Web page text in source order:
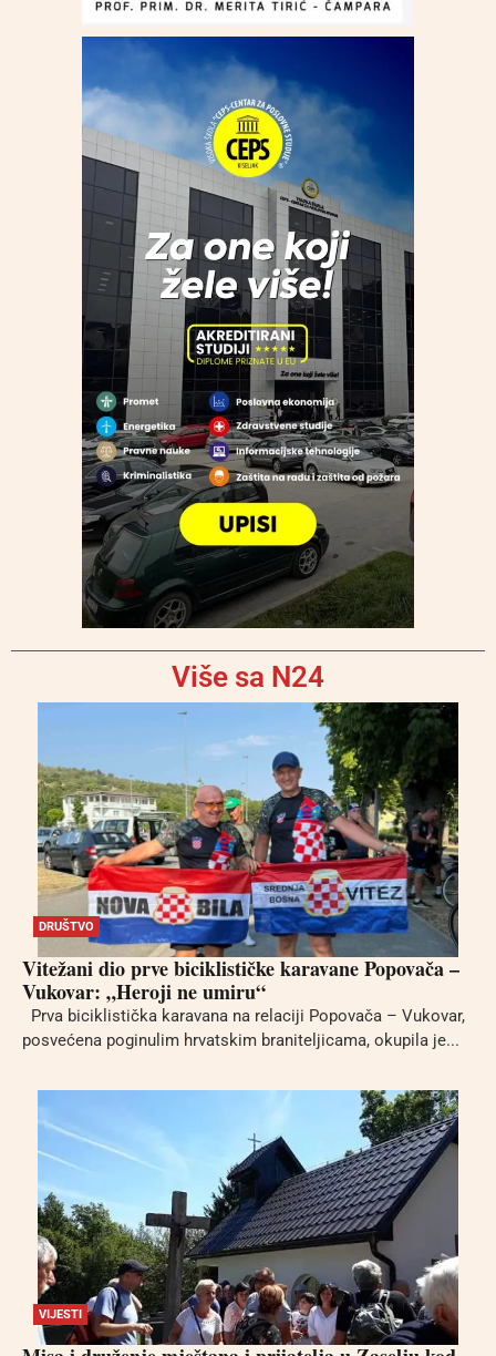
Više sa N24
DRUŠTVO
Vitežani dio prve biciklističke karavane Popovača –
Vukovar: „Heroji ne umiru“
Prva biciklistička karavana na relaciji Popovača – Vukovar,
posvećena poginulim hrvatskim braniteljicama, okupila je...
VIJESTI